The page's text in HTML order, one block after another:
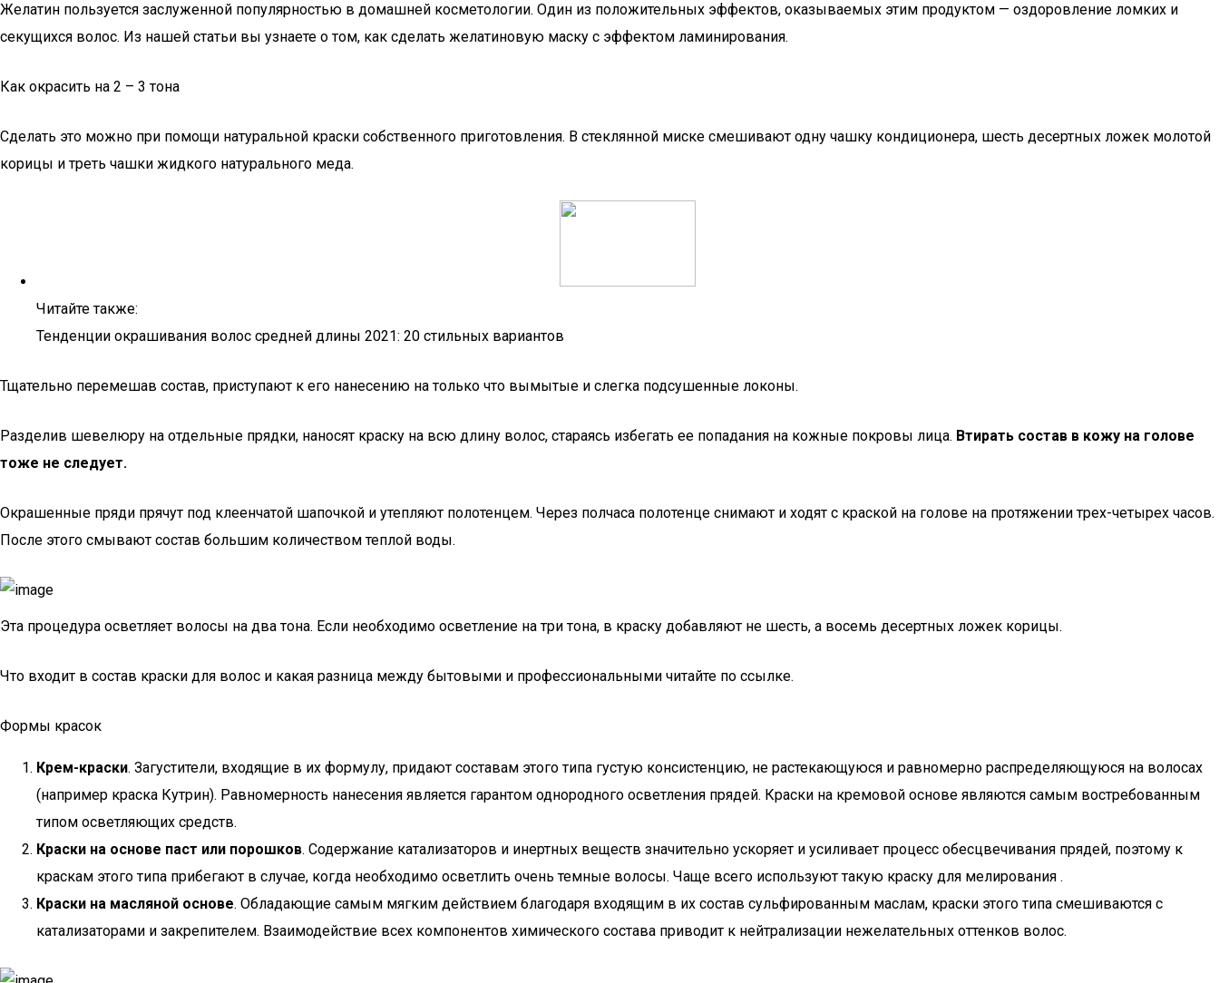
Желатин пользуется заслуженной популярностью в домашней косметологии. Один из положительных эффектов, оказываемых этим продуктом — оздоровление ломких и
секущихся волос. Из нашей статьи вы узнаете о том, как сделать желатиновую маску с эффектом ламинирования.
Как окрасить на 2 – 3 тона
Сделать это можно при помощи натуральной краски собственного приготовления. В стеклянной миске смешивают одну чашку кондиционера, шесть десертных ложек молотой
корицы и треть чашки жидкого натурального меда.
Читайте также:
Тенденции окрашивания волос средней длины 2021: 20 стильных вариантов
Тщательно перемешав состав, приступают к его нанесению на только что вымытые и слегка подсушенные локоны.
Разделив шевелюру на отдельные прядки, наносят краску на всю длину волос, стараясь избегать ее попадания на кожные покровы лица. Втирать состав в кожу на голове
тоже не следует.
Окрашенные пряди прячут под клеенчатой шапочкой и утепляют полотенцем. Через полчаса полотенце снимают и ходят с краской на голове на протяжении трех-четырех часов.
После этого смывают состав большим количеством теплой воды.
Эта процедура осветляет волосы на два тона. Если необходимо осветление на три тона, в краску добавляют не шесть, а восемь десертных ложек корицы.
Что входит в состав краски для волос и какая разница между бытовыми и профессиональными читайте по ссылке.
Формы красок
Крем-краски. Загустители, входящие в их формулу, придают составам этого типа густую консистенцию, не растекающуюся и равномерно распределяющуюся на волосах
(например краска Кутрин). Равномерность нанесения является гарантом однородного осветления прядей. Краски на кремовой основе являются самым востребованным
типом осветляющих средств.
Краски на основе паст или порошков. Содержание катализаторов и инертных веществ значительно ускоряет и усиливает процесс обесцвечивания прядей, поэтому к
краскам этого типа прибегают в случае, когда необходимо осветлить очень темные волосы. Чаще всего используют такую краску для мелирования .
Краски на масляной основе. Обладающие самым мягким действием благодаря входящим в их состав сульфированным маслам, краски этого типа смешиваются с
катализаторами и закрепителем. Взаимодействие всех компонентов химического состава приводит к нейтрализации нежелательных оттенков волос.